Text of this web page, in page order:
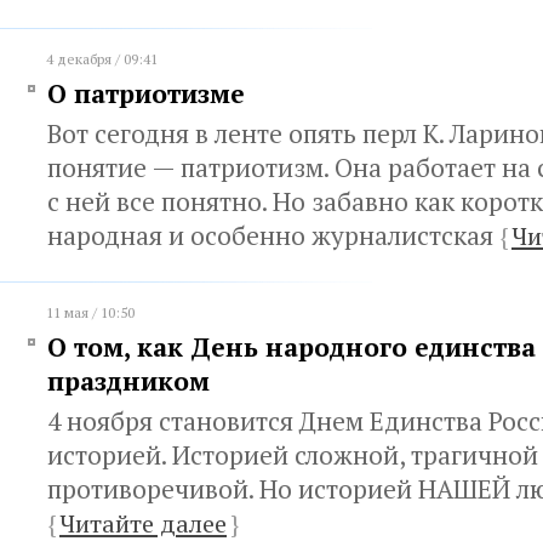
4 декабря / 09:41
О патриотизме
Вот сегодня в ленте опять перл К.
понятие — патриотизм. Она работает
с ней все понятно. Но забавно как
народная и особенно журналистская {
11 мая / 10:50
О том, как День народного
праздником
4 ноября становится Днем Единства
историей. Историей сложной,
противоречивой. Но историей НАШЕЙ
{Читайте далее}